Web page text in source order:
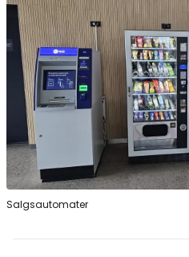
Salgsautomater